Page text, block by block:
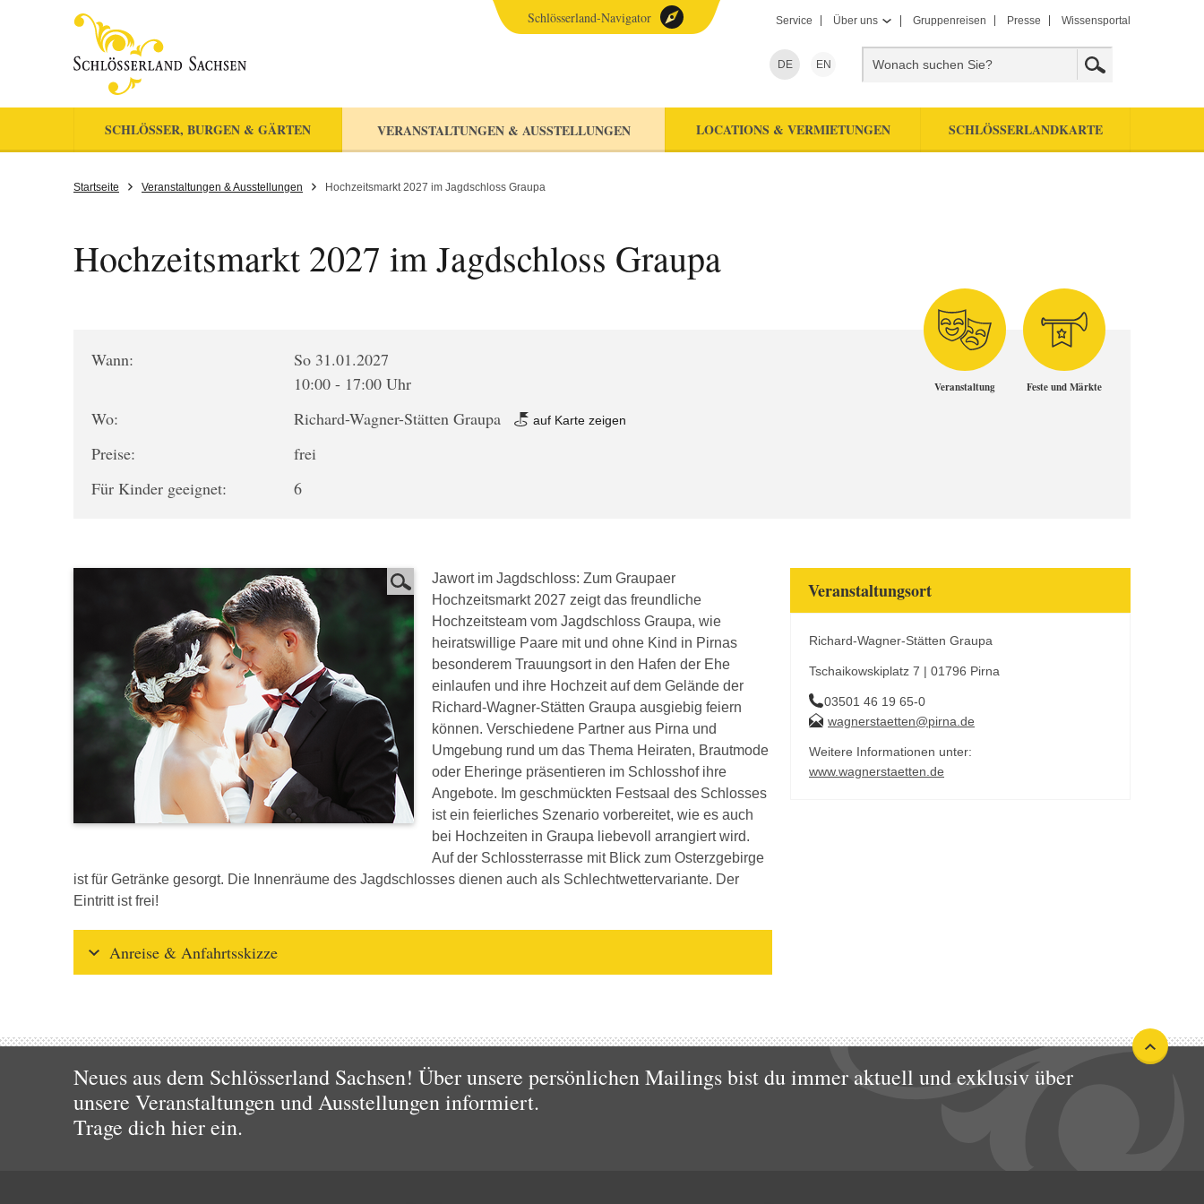
Service Über uns Gruppenreisen Presse Wissensportal
DE EN
SCHLÖSSER, BURGEN & GÄRTEN VERANSTALTUNGEN & AUSSTELLUNGEN LOCATIONS & VERMIETUNGEN SCHLÖSSERLANDKARTE
Schlösserland-Navigator
Startseite Veranstaltungen & Ausstellungen Hochzeitsmarkt 2027 im Jagdschloss Graupa
Hochzeitsmarkt 2027 im Jagdschloss Graupa
Wann:
So 31.01.2027
10:00 - 17:00 Uhr
Wo:
Richard-Wagner-Stätten Graupa auf Karte zeigen
Preise:
frei
Für Kinder geeignet:
6
Veranstaltung Feste und Märkte
Jawort im Jagdschloss: Zum Graupaer
Hochzeitsmarkt 2027 zeigt das freundliche
Hochzeitsteam vom Jagdschloss Graupa, wie
heiratswillige Paare mit und ohne Kind in Pirnas
besonderem Trauungsort in den Hafen der Ehe
einlaufen und ihre Hochzeit auf dem Gelände der
Richard-Wagner-Stätten Graupa ausgiebig feiern
können. Verschiedene Partner aus Pirna und
Umgebung rund um das Thema Heiraten, Brautmode
oder Eheringe präsentieren im Schlosshof ihre
Angebote. Im geschmückten Festsaal des Schlosses
ist ein feierliches Szenario vorbereitet, wie es auch
bei Hochzeiten in Graupa liebevoll arrangiert wird.
Auf der Schlossterrasse mit Blick zum Osterzgebirge
ist für Getränke gesorgt. Die Innenräume des Jagdschlosses dienen auch als Schlechtwettervariante. Der
Eintritt ist frei!
Anreise & Anfahrtsskizze
Veranstaltungsort
Richard-Wagner-Stätten Graupa
Tschaikowskiplatz 7 | 01796 Pirna
03501 46 19 65-0
wagnerstaetten@pirna.de
Weitere Informationen unter:
www.wagnerstaetten.de
Neues aus dem Schlösserland Sachsen! Über unsere persönlichen Mailings bist du immer aktuell und exklusiv über
unsere Veranstaltungen und Ausstellungen informiert.
Trage dich hier ein.